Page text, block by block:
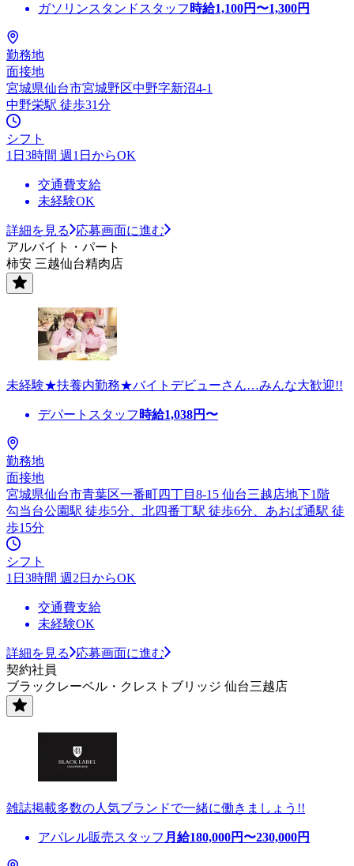
ガソリンスタンドスタッフ 時給1,100円〜1,300円
勤務地
面接地
宮城県仙台市宮城野区中野字新沼4-1
中野栄駅 徒歩31分
シフト
1日3時間 週1日からOK
交通費支給
未経験OK
詳細を見る
応募画面に進む
アルバイト・パート
柿安 三越仙台精肉店
未経験★扶養内勤務★バイトデビューさん…みんな大歓迎!!
デパートスタッフ 時給1,038円〜
勤務地
面接地
宮城県仙台市青葉区一番町四丁目8-15 仙台三越店地下1階
勾当台公園駅 徒歩5分、北四番丁駅 徒歩6分、あおば通駅 徒
歩15分
シフト
1日3時間 週2日からOK
交通費支給
未経験OK
詳細を見る
応募画面に進む
契約社員
ブラックレーベル・クレストブリッジ 仙台三越店
雑誌掲載多数の人気ブランドで一緒に働きましょう!!
アパレル販売スタッフ 月給180,000円〜230,000円